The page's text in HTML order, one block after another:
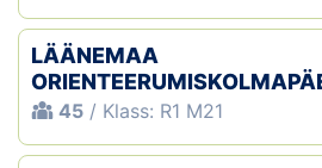
LÄÄNEMAA
45 / Klass: R1 M21